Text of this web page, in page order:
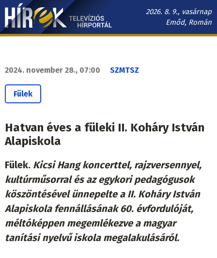
Ugrás
tartalomra
2026. 8. 9., vasárnap
Emőd, Román
Hírek.sk
2024. november 28., 07:00 SZMTSZ
Fülek
Hatvan éves a füleki II. Koháry István
Alapiskola
Fülek. Kicsi Hang koncerttel, rajzversennyel,
kultúrműsorral és az egykori pedagógusok
köszöntésével ünnepelte a II. Koháry István
Alapiskola fennállásának 60. évfordulóját,
méltóképpen megemlékezve a magyar
tanítási nyelvű iskola megalakulásáról.